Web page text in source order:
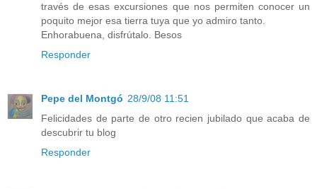
través de esas excursiones que nos permiten conocer un
poquito mejor esa tierra tuya que yo admiro tanto.
Enhorabuena, disfrútalo. Besos
Responder
Pepe del Montgó 28/9/08 11:51
Felicidades de parte de otro recien jubilado que acaba de
descubrir tu blog
Responder